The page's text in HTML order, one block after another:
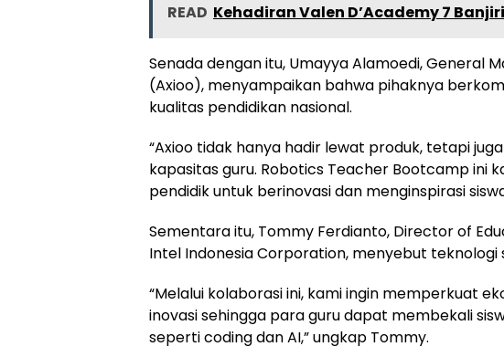
READ Kehadiran Valen D’Academy 7
Senada dengan itu, Umayya Alamoedi, General
(Axioo), menyampaikan bahwa pihaknya
kualitas pendidikan nasional.
“Axioo tidak hanya hadir lewat produk, tetapi
kapasitas guru. Robotics Teacher Bootcamp ini
pendidik untuk berinovasi dan menginspirasi
Sementara itu, Tommy Ferdianto, Director of
Intel Indonesia Corporation, menyebut teknologi
“Melalui kolaborasi ini, kami ingin memperkuat
inovasi sehingga para guru dapat membekali
seperti coding dan AI,” ungkap Tommy.